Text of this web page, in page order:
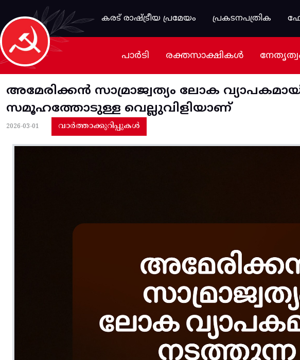
Skip to main content
കരട് രാഷ്ട്രീയ പ്രമേയം
പ്രകടനപത്രിക
പാർടി രക്തസാക്ഷികൾ
അമേരിക്കന്‍ സാമ്രാജ്വത്യം ലോക
സമൂഹത്തോടുള്ള വെല്ലുവിളിയാണ്‌
2026-03-01 വാർത്താക്കുറിപ്പുകൾ